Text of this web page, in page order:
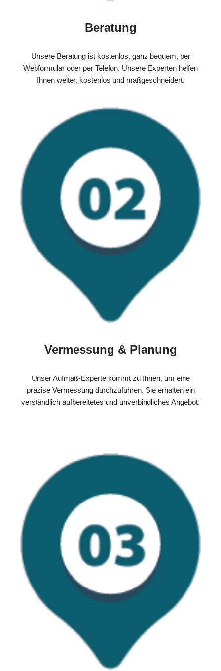
Beratung
Unsere Beratung ist kostenlos, ganz bequem, per
Webformular oder per Telefon. Unsere Experten helfen
Ihnen weiter, kostenlos und maßgeschneidert.
Vermessung & Planung
Unser Aufmaß-Experte kommt zu Ihnen, um eine
präzise Vermessung durchzuführen. Sie erhalten ein
verständlich aufbereitetes und unverbindliches Angebot.